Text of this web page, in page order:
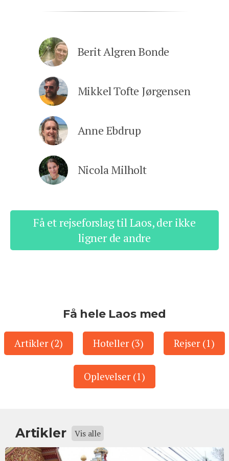
Berit Algren Bonde
Mikkel Tofte Jørgensen
Anne Ebdrup
Nicola Milholt
Få et rejseforslag til Laos, der ikke
ligner de andre
Få hele Laos med
Artikler (2) Hoteller (3) Rejser (1)
Oplevelser (1)
Artikler Vis alle